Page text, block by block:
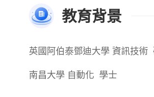
教育背景
英國阿伯泰鄧迪大學 資訊技術
南昌大學 自動化 學士